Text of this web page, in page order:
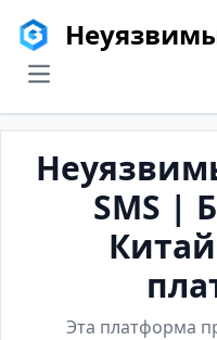
menu
SMS |
Эта платформа